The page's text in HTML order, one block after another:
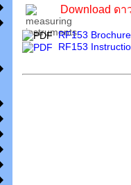
Download ด
RF153
RF153